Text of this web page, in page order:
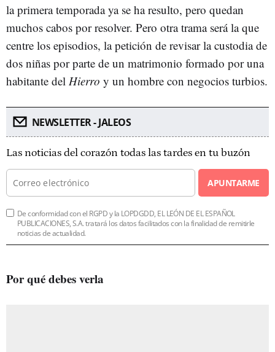
la primera temporada ya se ha resulto, pero quedan
muchos cabos por resolver. Pero otra trama será la que
centre los episodios, la petición de revisar la custodia de
dos niñas por parte de un matrimonio formado por una
habitante del Hierro y un hombre con negocios turbios.
NEWSLETTER - JALEOS
Las noticias del corazón todas las tardes en tu buzón
APUNTARME
De conformidad con el RGPD y la LOPDGDD, EL LEÓN DE EL ESPAÑOL
PUBLICACIONES, S.A. tratará los datos facilitados con la finalidad de remitirle
noticias de actualidad.
Por qué debes verla